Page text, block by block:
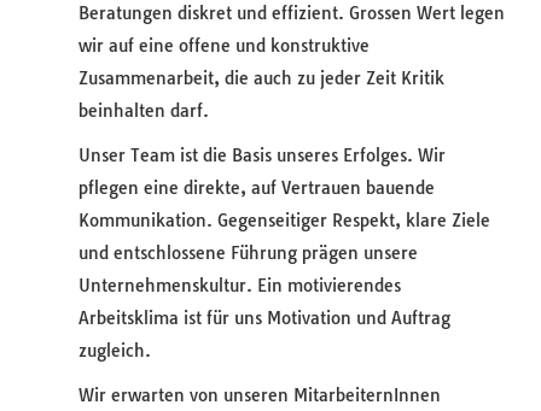
Beratungen diskret und effizient. Grossen Wert legen
wir auf eine offene und konstruktive
Zusammenarbeit, die auch zu jeder Zeit Kritik
beinhalten darf.
Unser Team ist die Basis unseres Erfolges. Wir
pflegen eine direkte, auf Vertrauen bauende
Kommunikation. Gegenseitiger Respekt, klare Ziele
und entschlossene Führung prägen unsere
Unternehmenskultur. Ein motivierendes
Arbeitsklima ist für uns Motivation und Auftrag
zugleich.
Wir erwarten von unseren MitarbeiternInnen